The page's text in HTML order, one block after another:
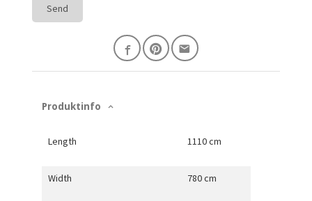
Send
Produktinfo
Length 1110 cm
Width 780 cm